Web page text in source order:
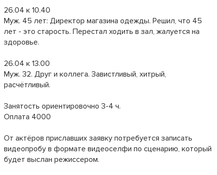
26.04 к 10.40
Муж. 45 лет: Директор магазина одежды. Решил, что 45
лет - это старость. Перестал ходить в зал, жалуется на
здоровье.
26.04 к 13.00
Муж. 32. Друг и коллега. Завистливый, хитрый,
расчётливый.
Занятость ориентировочно 3-4 ч.
Оплата 4000
От актёров приславших заявку потребуется записать
видеопробу в формате видеоселфи по сценарию, который
будет выслан режиссером.